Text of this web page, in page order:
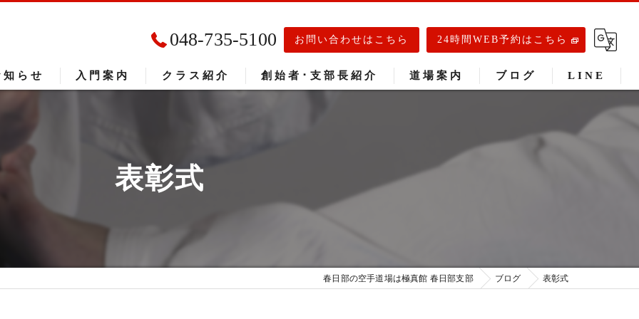
048-735-5100 お問い合わせはこちら 24時間WEB予約はこちら
知らせ 入門案内 クラス紹介 創始者･支部長紹介 道場案内 ブログ LINE
表彰式
春日部の空手道場は極真館 春日部支部 ブログ 表彰式